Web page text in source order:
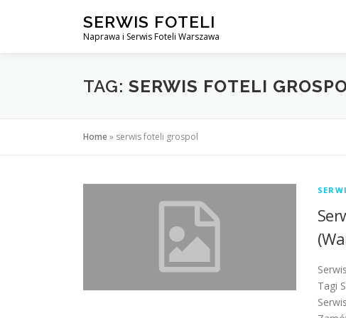
SERWIS FOTELI
Naprawa i Serwis Foteli Warszawa
TAG: SERWIS FOTELI
Home» serwis foteli grospol
Tagi